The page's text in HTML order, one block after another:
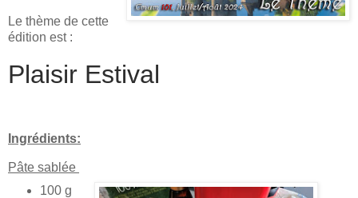
Le thème de cette
édition est :
Plaisir Estival
Ingrédients:
Pâte sablée
100 g